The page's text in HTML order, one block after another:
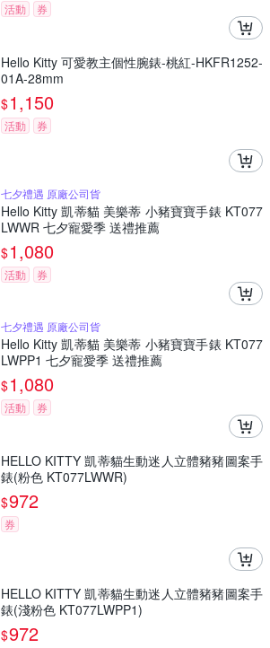
活動 券
Hello Kitty 可愛教主個性腕錶-桃紅-HKFR1252-
01A-28mm
$1,150
活動 券
七夕禮遇 原廠公司貨
Hello Kitty 凱蒂貓 美樂蒂 小豬寶寶手錶 KT077
LWWR 七夕寵愛季 送禮推薦
$1,080
活動 券
七夕禮遇 原廠公司貨
Hello Kitty 凱蒂貓 美樂蒂 小豬寶寶手錶 KT077
LWPP1 七夕寵愛季 送禮推薦
$1,080
活動 券
HELLO KITTY 凱蒂貓生動迷人立體豬豬圖案手
錶(粉色 KT077LWWR)
$972
券
HELLO KITTY 凱蒂貓生動迷人立體豬豬圖案手
錶(淺粉色 KT077LWPP1)
$972